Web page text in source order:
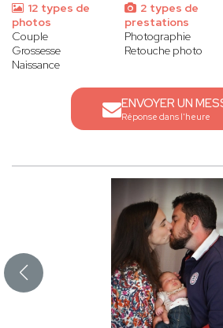
12 types de
photos
Couple
Grossesse
Naissance
2 types de
prestations
Photographie
Retouche photo
ENVOYER UN
Réponse dans l'heure